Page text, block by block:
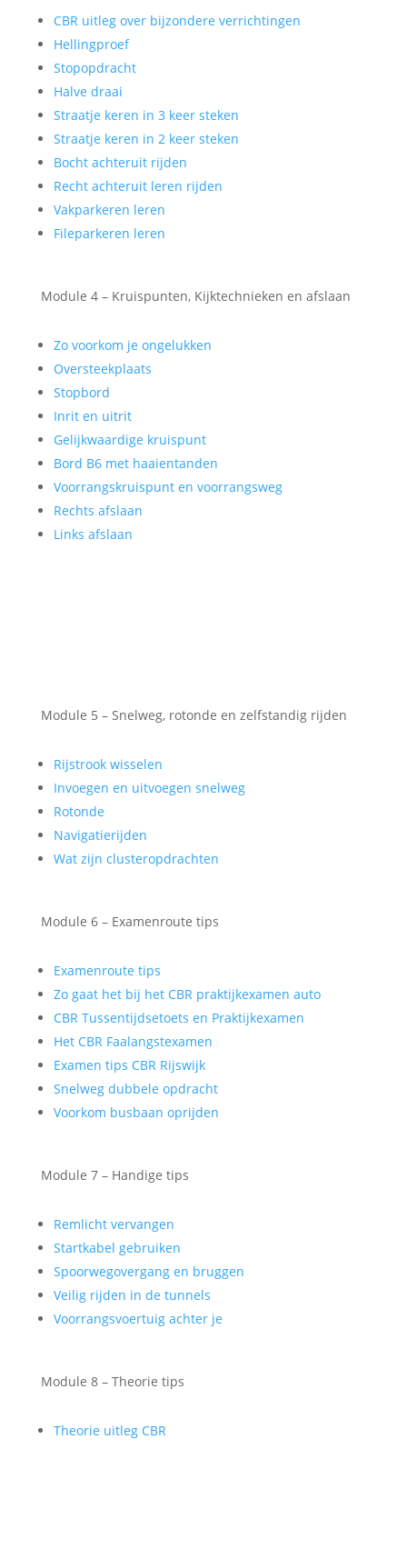
CBR uitleg over bijzondere verrichtingen
Hellingproef
Stopopdracht
Halve draai
Straatje keren in 3 keer steken
Straatje keren in 2 keer steken
Bocht achteruit rijden
Recht achteruit leren rijden
Vakparkeren leren
Fileparkeren leren
Module 4 – Kruispunten, Kijktechnieken en afslaan
Zo voorkom je ongelukken
Oversteekplaats
Stopbord
Inrit en uitrit
Gelijkwaardige kruispunt
Bord B6 met haaientanden
Voorrangskruispunt en voorrangsweg
Rechts afslaan
Links afslaan
Module 5 – Snelweg, rotonde en zelfstandig rijden
Rijstrook wisselen
Invoegen en uitvoegen snelweg
Rotonde
Navigatierijden
Wat zijn clusteropdrachten
Module 6 – Examenroute tips
Examenroute tips
Zo gaat het bij het CBR praktijkexamen auto
CBR Tussentijdsetoets en Praktijkexamen
Het CBR Faalangstexamen
Examen tips CBR Rijswijk
Snelweg dubbele opdracht
Voorkom busbaan oprijden
Module 7 – Handige tips
Remlicht vervangen
Startkabel gebruiken
Spoorwegovergang en bruggen
Veilig rijden in de tunnels
Voorrangsvoertuig achter je
Module 8 – Theorie tips
Theorie uitleg CBR